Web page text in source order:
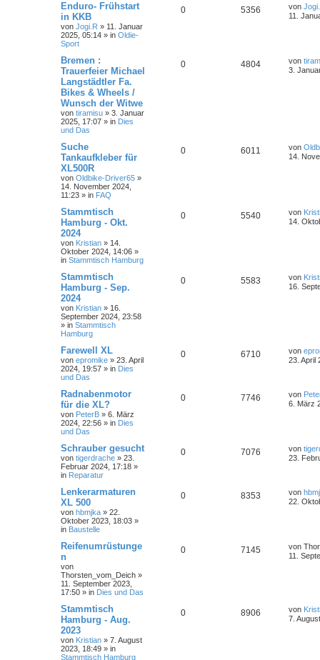
Enduro- Frühstart
in KKB
von Jogi.R » 11. Januar
2025, 05:14 » in Oldie-
Sport
0 5356 von
11.
Bremen :
Trauerfeier Michael
Langstädtler Fa.
Bikes & Wheels /
Wunsch der Witwe
von tiramisu » 3. Januar
2025, 17:07 » in Dies
und Das
0 4804 von
3.
Suche
Tankaufkleber für
XL500R
von Oldbike-Driver65 »
14. November 2024,
11:23 » in FAQ
0 6011 von
14.
Stammtisch
Hamburg - Okt.
2024
von Kristian » 14.
Oktober 2024, 14:06 »
in Stammtisch Hamburg
0 5540 von
14.
Stammtisch
Hamburg - Sep.
2024
von Kristian » 16.
September 2024, 23:58
» in Stammtisch
Hamburg
0 5583 von
16.
Farewell XL
von epromike » 23. April
2024, 19:57 » in Dies
und Das
0 6710 von
23. April
Radnabenmotor
für die XL?
von PeterB » 6. März
2024, 22:56 » in Dies
und Das
0 7746 von
6. März
Schrauber gesucht
von tigerdrache » 23.
Februar 2024, 17:18 »
in Reparatur
0 7076 von
23.
Lenkerarmaturen
XL 500
von hbmjka » 22.
Oktober 2023, 18:03 »
in Baustelle
0 8353 von
22.
Reifenumrüstunge
n
von
Thorsten_vom_Deich »
11. September 2023,
17:50 » in Dies und Das
0 7145 von
11.
Stammtisch
Hamburg - Aug.
2023
von Kristian » 7. August
2023, 18:49 » in
Stammtisch Hamburg
0 8906 von
7.